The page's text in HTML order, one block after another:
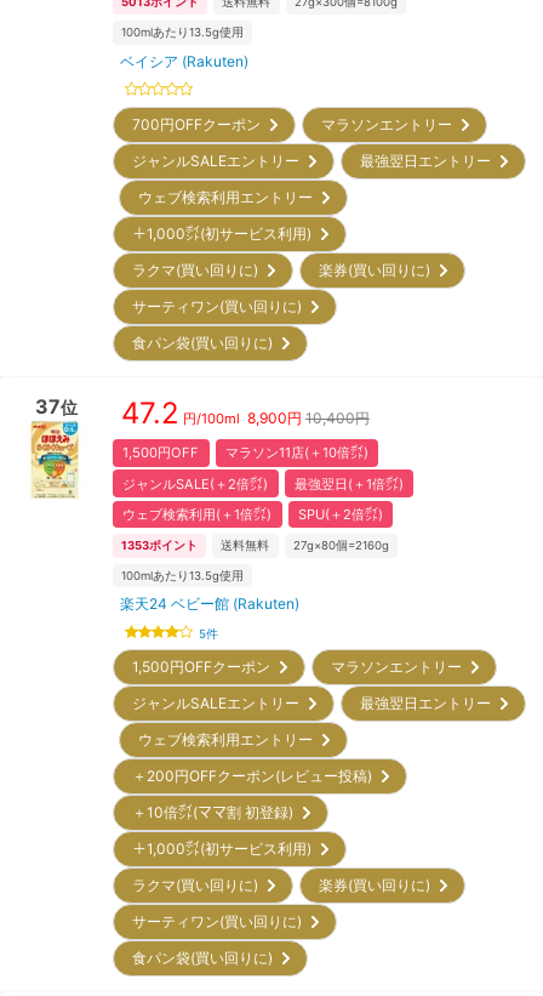
100mlあたり13.5g使用
ベイシア (Rakuten)
700円OFFクーポン
マラソンエントリー
ジャンルSALEエントリー
最強翌日エントリー
ウェブ検索利用エントリー
＋1,000㌽(初サービス利用)
ラクマ(買い回りに)
楽券(買い回りに)
サーティワン(買い回りに)
食パン袋(買い回りに)
37位 47.2 円/100ml 8,900円 10,400円
1,500円OFF
マラソン11店(＋10倍㌽)
ジャンルSALE(＋2倍㌽)
最強翌日(＋1倍㌽)
ウェブ検索利用(＋1倍㌽)
SPU(＋2倍㌽)
1353ポイント 送料無料 27g×80個=2160g
100mlあたり13.5g使用
楽天24 ベビー館 (Rakuten)
5件
1,500円OFFクーポン
マラソンエントリー
ジャンルSALEエントリー
最強翌日エントリー
ウェブ検索利用エントリー
＋200円OFFクーポン(レビュー投稿)
＋10倍㌽(ママ割 初登録)
＋1,000㌽(初サービス利用)
ラクマ(買い回りに)
楽券(買い回りに)
サーティワン(買い回りに)
食パン袋(買い回りに)